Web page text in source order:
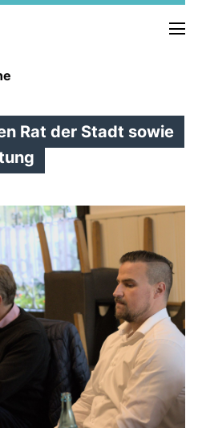
FOTOS
Rat der Stadt sowie